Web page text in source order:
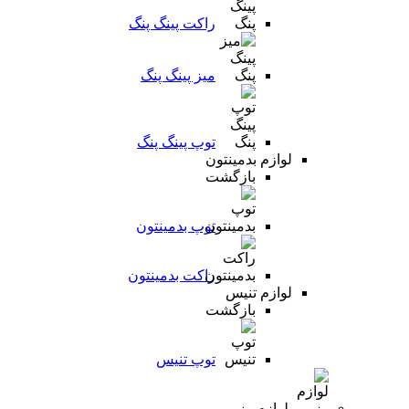
راکت پینگ پنگ
میز پینگ پنگ
توپ پینگ پنگ
لوازم بدمینتون
بازگشت
توپ بدمینتون
راکت بدمینتون
لوازم تنیس
بازگشت
توپ تنیس